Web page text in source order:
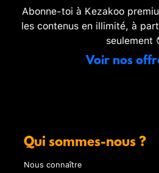
Abonne-toi à Kezakoo
les contenus en illimité, à
seulement
Voir nos
Qui sommes-nous ?
Nous connaître